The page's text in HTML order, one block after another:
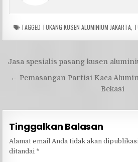
TAGGED TUKANG KUSEN ALUMINIUM JAKARTA,
Navigasi
pos
Jasa spesialis pasang kusen
← Pemasangan Partisi Kaca
Bekasi
Tinggalkan Balasan
Alamat email Anda tidak akan
ditandai *